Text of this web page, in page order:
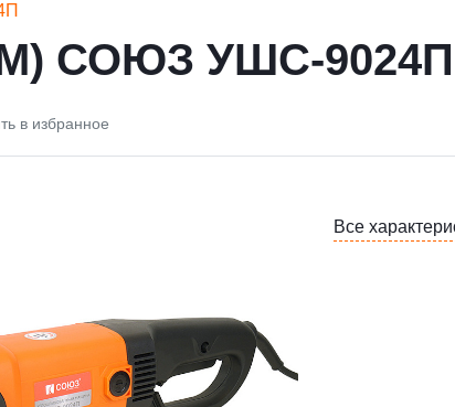
СОЮЗ УШС-9024П
в избранное
Все